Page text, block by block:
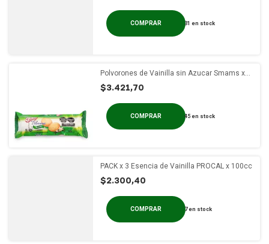
31 en stock
Polvorones de Vainilla sin Azucar Smams x
$3.421,70
45 en stock
PACK x 3 Esencia de Vainilla PROCAL x 100cc
$2.300,40
7en stock